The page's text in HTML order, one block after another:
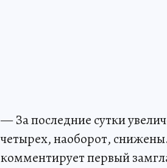
— За последние сутки
четырех, наоборот,
комментирует первый